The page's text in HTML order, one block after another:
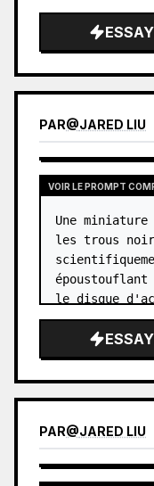
PAR@JARED LIU
VOIR LE PROMPT
Une
les trous
le disque
lentille
PAR@JARED LIU